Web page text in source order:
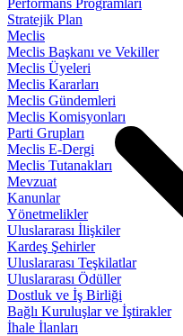
Performans Programları
Stratejik Plan
Meclis
Meclis Başkanı ve Vekiller
Meclis Üyeleri
Meclis Kararları
Meclis Gündemleri
Meclis Komisyonları
Parti Grupları
Meclis E-Dergi
Meclis Tutanakları
Mevzuat
Kanunlar
Yönetmelikler
Uluslararası İlişkiler
Kardeş Şehirler
Uluslararası Teşkilatlar
Uluslararası Ödüller
Dostluk ve İş Birliği
Bağlı Kuruluşlar ve İştirakler
İhale İlanları